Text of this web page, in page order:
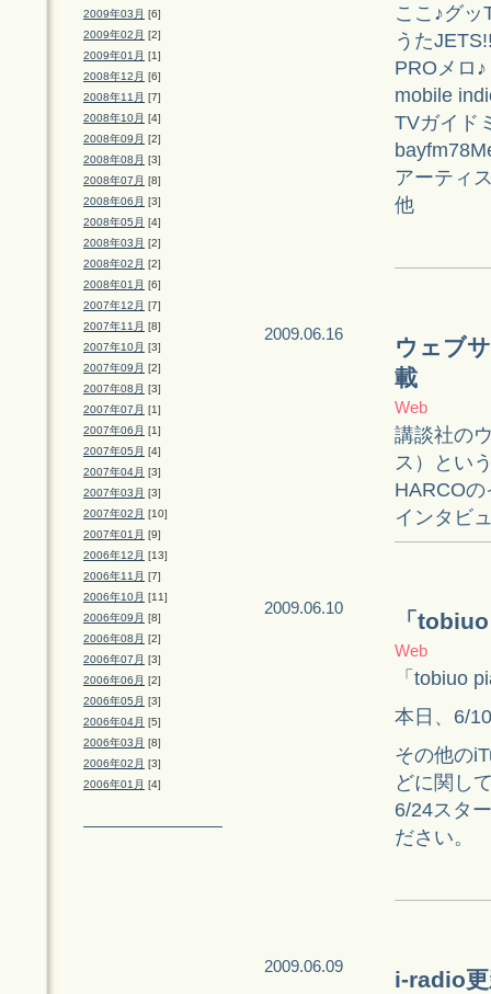
2009年03月 [6]
2009年02月 [2]
2009年01月 [1]
2008年12月 [6]
2008年11月 [7]
2008年10月 [4]
2008年09月 [2]
2008年08月 [3]
2008年07月 [8]
2008年06月 [3]
2008年05月 [4]
2008年03月 [2]
2008年02月 [2]
2008年01月 [6]
2007年12月 [7]
2007年11月 [8]
2007年10月 [3]
2007年09月 [2]
2007年08月 [3]
2007年07月 [1]
2007年06月 [1]
2007年05月 [4]
2007年04月 [3]
2007年03月 [3]
2007年02月 [10]
2007年01月 [9]
2006年12月 [13]
2006年11月 [7]
2006年10月 [11]
2006年09月 [8]
2006年08月 [2]
2006年07月 [3]
2006年06月 [2]
2006年05月 [3]
2006年04月 [5]
2006年03月 [8]
2006年02月 [3]
2006年01月 [4]
ここ♪グッ
うた
PROメロ♪
mobile
TVガイド
アーティ
他
2009.06.16
ウェブ
載
Web
講談社の
ス）とい
HARCO
インタビ
2009.06.10
「
Web
「tobiuo
本日、6/
その他の
どに関し
6/24スタ
ださい。
2009.06.09
i-radio